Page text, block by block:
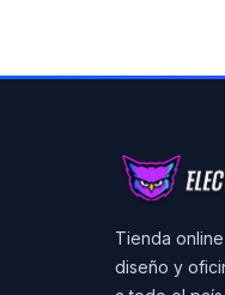
Tienda
diseño y